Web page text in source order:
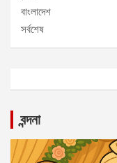
বাংলাদেশ
সর্বশেষ
বন্দনা